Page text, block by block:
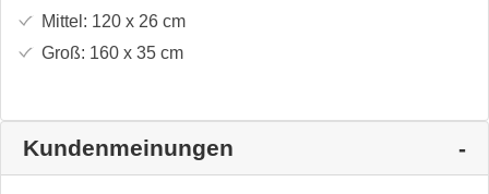
Mittel: 120 x 26cm
Groß: 160 x 35cm
Kundenmeinungen